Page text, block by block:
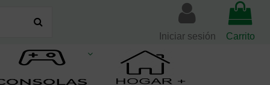
Iniciar sesión Carrito